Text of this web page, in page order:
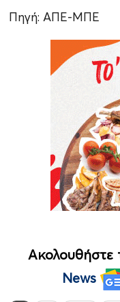
Πηγή: ΑΠΕ-ΜΠΕ
Ακολουθήστε
News